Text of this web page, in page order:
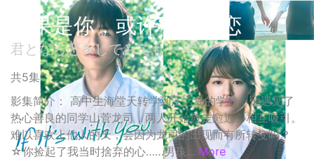
如果是你，或许可以相恋
君となら恋をしてみても
共5集
影集简介： 高中生海堂天转学到江之岛的学校，他遇见了
热心善良的同学山菅龙司，两人开始愈走愈近、相互吸引。
难以喜欢上他人的天，会因为龙司的出现而有所转变吗？
☆你捡起了我当时捨弃的心……男孩... More